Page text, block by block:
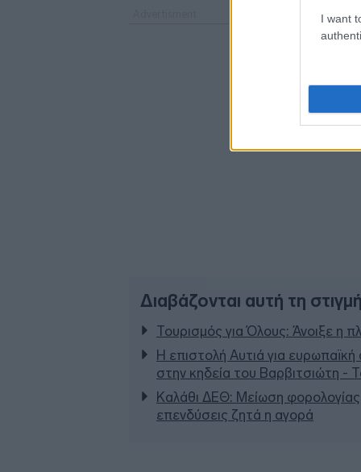
I want
Διαβάζονται αυτή τη στιγμή
Τουρισμός για Όλους: Άνοιξε η
Η επιστολή Αυτιά για
στην κηδεία του Βαρβιτσιώτη -
Καλάθι ΔΕΘ: Μείωση
επενδύσεις ζητά η αγορά